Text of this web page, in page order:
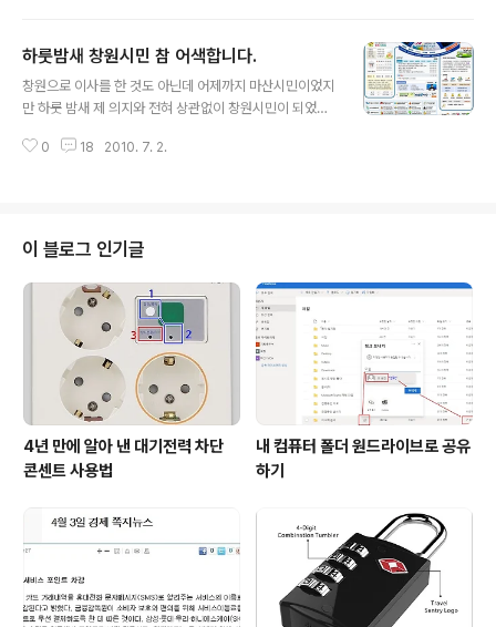
버렸습니다. 개봉관 상영이 끝났지만 좋은 영화를 YMCA
회원들과 함께 보면 좋겠다는 제안이 나와서 시내 모 영화
관을 빌려서 회원들끼리 단체 상영을 하였습니다. YMCA
대'라는 생활협동운동 조직이 있습니다. 작은 공동체 모임
하룻밤새 창원시민 참 어색합니다.
창원으로 이사를 한 것도 아닌데 어제까지 마산시민이었지
만 하룻 밤새 제 의지와 전혀 상관없이 창원시민이 되었습
티스토리에 사진 업로드가 안 되어서...) 행정구역 통합을
저희집 주소는 '마산시 산호동 OO아파트'에서 '창원시 마
산합포구 산호동 OO아파트'로 바뀌었습니다. 여러 지역에
서 사람들이 모이거나 다른 지역에 가면 "어디서 왔냐?"는
질문을 많이 받게되는데, "창원에서 왔습니다"라는 대답이
선뜻 나올지 자신이 없습니다. 저는 마산에서 태어나지는
않았지만, 초등학교, 중학교, 고등학교..
0 18 2010. 7. 2.
이 블로그 인기글
4년 만에 알아 낸 대기전력 차단
콘센트 사용법
내 컴퓨터 폴더 원드라이브로 공유
하기